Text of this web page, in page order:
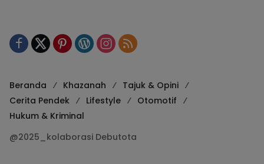
Beranda Khazanah
Tajuk & Opini
Cerita Pendek
Lifestyle
Otomotif
Hukum & Kriminal
@2025_kolaborasi Debutota